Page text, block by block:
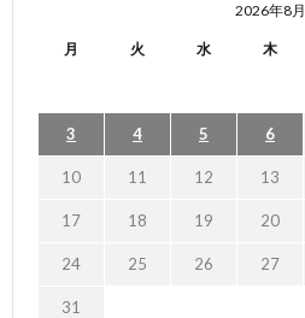
2026年8月
月 火 水 木
3 4 5 6
10 11 12 13
17 18 19 20
24 25 26 27
31